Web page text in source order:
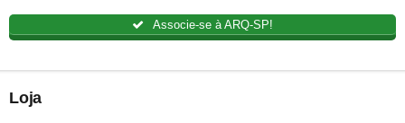
Associe-se à ARQ-SP!
Loja